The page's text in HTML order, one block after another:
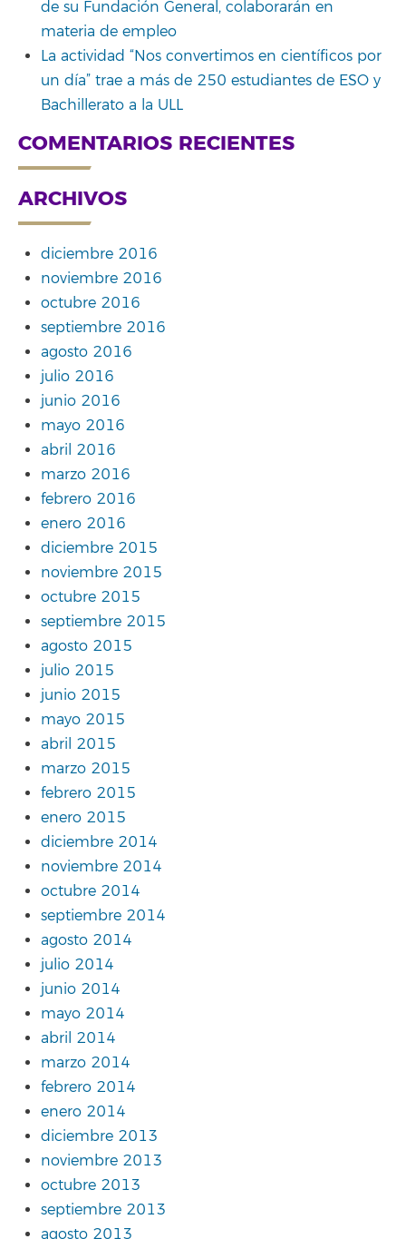
de su Fundación General, colaborarán en
materia de empleo
La actividad “Nos convertimos en científicos por
un día” trae a más de 250 estudiantes de ESO y
Bachillerato a la ULL
COMENTARIOS RECIENTES
ARCHIVOS
diciembre 2016
noviembre 2016
octubre 2016
septiembre 2016
agosto 2016
julio 2016
junio 2016
mayo 2016
abril 2016
marzo 2016
febrero 2016
enero 2016
diciembre 2015
noviembre 2015
octubre 2015
septiembre 2015
agosto 2015
julio 2015
junio 2015
mayo 2015
abril 2015
marzo 2015
febrero 2015
enero 2015
diciembre 2014
noviembre 2014
octubre 2014
septiembre 2014
agosto 2014
julio 2014
junio 2014
mayo 2014
abril 2014
marzo 2014
febrero 2014
enero 2014
diciembre 2013
noviembre 2013
octubre 2013
septiembre 2013
agosto 2013